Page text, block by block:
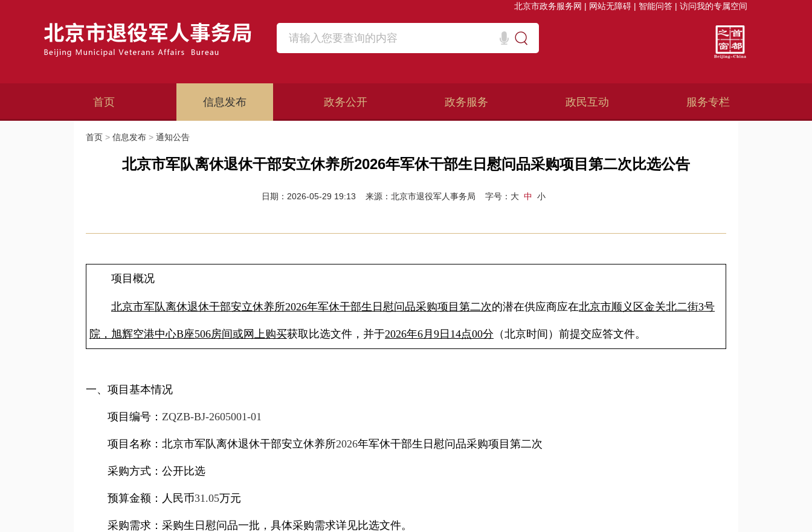
北京市政务服务网 | 网站无障碍 | 智能问答 | 访问我的专属空间
首页 信息发布 政务公开 政务服务 政民互动 服务专栏
首页 > 信息发布 > 通知公告
北京市军队离休退休干部安立休养所2026年军休干部生日慰问品采购项目第二次比选公告
日期：2026-05-29 19:13 来源：北京市退役军人事务局 字号： 大 中 小
项目概况
北京市军队离休退休干部安立休养所2026年军休干部生日慰问品采购项目第二次的潜在供应商应在北京市顺义区金关北二街3号
院，旭辉空港中心B座506房间或网上购买获取比选文件，并于2026年6月9日14点00分 （北京时间）前提交应答文件。
一、项目基本情况
项目编号： ZQZB-BJ-2605001-01
项目名称：北京市军队离休退休干部安立休养所2026年军休干部生日慰问品采购项目第二次
采购方式：公开比选
预算金额：人民币31.05万元
采购需求：采购生日慰问品一批，具体采购需求详见比选文件。